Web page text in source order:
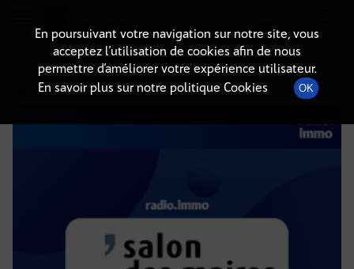
DÉTAILS DE L'ÉPISODE
19 novembre 2024à 14h30, durée : 18 minutes
En poursuivant votre navigation sur notre site, vous
acceptez l’utilisation de cookies afin de nous
permettre d’améliorer votre expérience utilisateur.
En savoir plus sur notre politique Cookies
OK